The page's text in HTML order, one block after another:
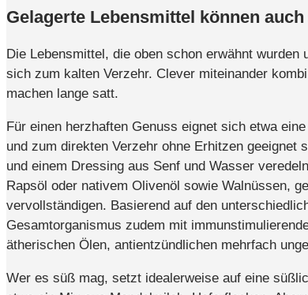
Gelagerte Lebensmittel können
Die Lebensmittel, die oben schon erwähnt
sich zum kalten Verzehr. Clever miteinander
machen lange satt.
Für einen herzhaften Genuss eignet sich etwa
und zum direkten Verzehr ohne Erhitzen
und einem Dressing aus Senf und Wasser
Rapsöl oder nativem Olivenöl sowie Walnüssen,
vervollständigen. Basierend auf den
Gesamtorganismus zudem mit
ätherischen Ölen, antientzündlichen mehrfach
Wer es süß mag, setzt idealerweise auf eine